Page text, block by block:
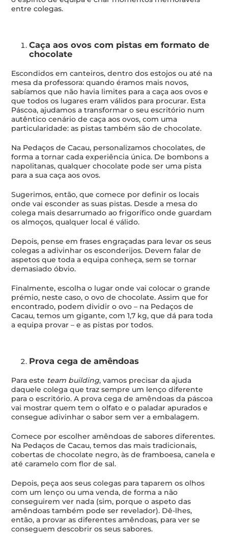
entre colegas.
Caça aos ovos com pistas em formato de
chocolate
Escondidos em canteiros, dentro dos estojos ou até na
mesa da professora: quando éramos mais novos,
sabíamos que não havia limites para a caça aos ovos e
que todos os lugares eram válidos para procurar. Esta
Páscoa, ajudamos a transformar o seu escritório num
autêntico cenário de caça aos ovos, com uma
particularidade: as pistas também são de chocolate.
Na Pedaços de Cacau, personalizamos chocolates, de
forma a tornar cada experiência única. De bombons a
napolitanas, qualquer chocolate pode ser uma pista
para a sua caça aos ovos.
Sugerimos, então, que comece por definir os locais
onde vai esconder as suas pistas. Desde a mesa do
colega mais desarrumado ao frigorífico onde guardam
os almoços, qualquer local é válido.
Depois, pense em frases engraçadas para levar os seus
colegas a adivinhar os esconderijos. Devem falar de
aspetos que toda a equipa conheça, sem se tornar
demasiado óbvio.
Finalmente, escolha o lugar onde vai colocar o grande
prémio, neste caso, o ovo de chocolate. Assim que for
encontrado, podem dividir o ovo – na Pedaços de
Cacau, temos um gigante, com 1,7 kg, que dá para toda
a equipa provar – e as pistas por todos.
Prova cega de amêndoas
Para este team building, vamos precisar da ajuda
daquele colega que traz sempre um lenço diferente
para o escritório. A prova cega de amêndoas da páscoa
vai mostrar quem tem o olfato e o paladar apurados e
consegue adivinhar o sabor sem ver a embalagem.
Comece por escolher amêndoas de sabores diferentes.
Na Pedaços de Cacau, temos das mais tradicionais,
cobertas de chocolate negro, às de framboesa, canela e
até caramelo com flor de sal.
Depois, peça aos seus colegas para taparem os olhos
com um lenço ou uma venda, de forma a não
conseguirem ver nada (sim, porque o aspeto das
amêndoas também pode ser revelador). Dê-lhes,
então, a provar as diferentes amêndoas, para ver se
conseguem descobrir os seus sabores.